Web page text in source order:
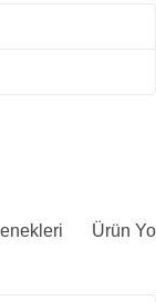
Ürün